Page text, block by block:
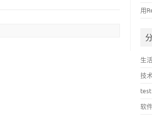
用
生
技
test
软